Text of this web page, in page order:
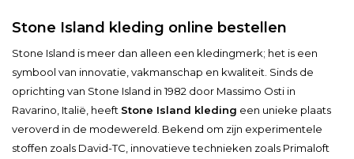
Stone Island kleding online bestellen
Stone Island is meer dan alleen een kledingmerk; het is een
symbool van innovatie, vakmanschap en kwaliteit. Sinds de
oprichting van Stone Island in 1982 door Massimo Osti in
Ravarino, Italië, heeft Stone Island kleding een unieke plaats
veroverd in de modewereld. Bekend om zijn experimentele
stoffen zoals David-TC, innovatieve technieken zoals Primaloft